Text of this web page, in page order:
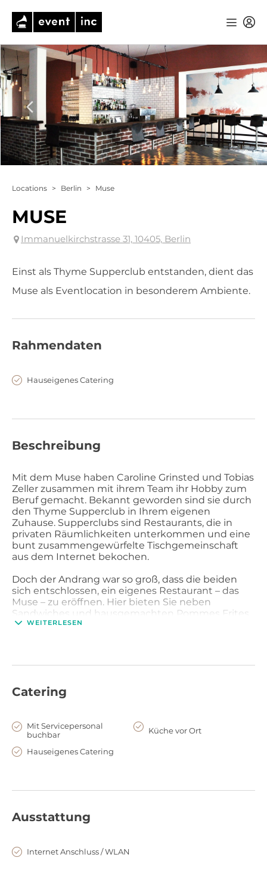
Locations > Berlin > Muse
MUSE
Immanuelkirchstrasse 31, 10405, Berlin
Einst als Thyme Supperclub entstanden, dient das
Muse als Eventlocation in besonderem Ambiente.
Rahmendaten
Hauseigenes Catering
Beschreibung
Mit dem Muse haben Caroline Grinsted und Tobias
Zeller zusammen mit ihrem Team ihr Hobby zum
Beruf gemacht. Bekannt geworden sind sie durch
den Thyme Supperclub in Ihrem eigenen
Zuhause. Supperclubs sind Restaurants, die in
privaten Räumlichkeiten unterkommen und eine
bunt zusammengewürfelte Tischgemeinschaft
aus dem Internet bekochen.
Doch der Andrang war so groß, dass die beiden
sich entschlossen, ein eigenes Restaurant – das
Muse – zu eröffnen. Hier bieten Sie neben
Sandwiches und hausgemachten Pommes Frites
qualitativ hochwertige Speisen an. Genauso viel
andere Veranstaltungen.
WEITERLESEN
Catering
Mit Servicepersonal
buchbar
Küche vor Ort
Hauseigenes Catering
Ausstattung
Internet Anschluss / WLAN